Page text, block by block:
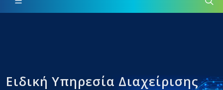
Ειδική Υπηρεσία Διαχείρισης